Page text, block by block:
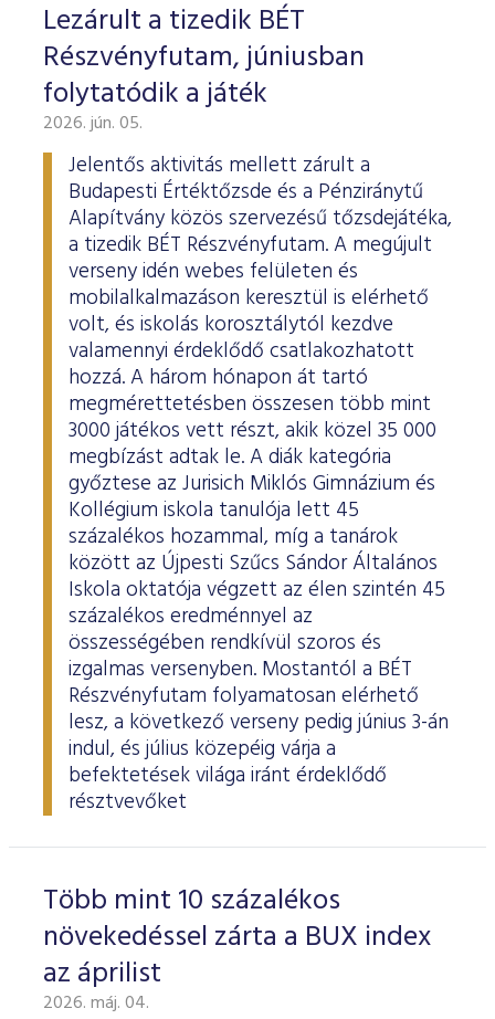
Lezárult a tizedik BÉT
Részvényfutam, júniusban
folytatódik a játék
2026. jún. 05.
Jelentős aktivitás mellett zárult a
Budapesti Értéktőzsde és a Pénziránytű
Alapítvány közös szervezésű tőzsdejátéka,
a tizedik BÉT Részvényfutam. A megújult
verseny idén webes felületen és
mobilalkalmazáson keresztül is elérhető
volt, és iskolás korosztálytól kezdve
valamennyi érdeklődő csatlakozhatott
hozzá. A három hónapon át tartó
megmérettetésben összesen több mint
3000 játékos vett részt, akik közel 35 000
megbízást adtak le. A diák kategória
győztese az Jurisich Miklós Gimnázium és
Kollégium iskola tanulója lett 45
százalékos hozammal, míg a tanárok
között az Újpesti Szűcs Sándor Általános
Iskola oktatója végzett az élen szintén 45
százalékos eredménnyel az
összességében rendkívül szoros és
izgalmas versenyben. Mostantól a BÉT
Részvényfutam folyamatosan elérhető
lesz, a következő verseny pedig június 3-án
indul, és július közepéig várja a
befektetések világa iránt érdeklődő
résztvevőket
Több mint 10 százalékos
növekedéssel zárta a BUX index
az áprilist
2026. máj. 04.